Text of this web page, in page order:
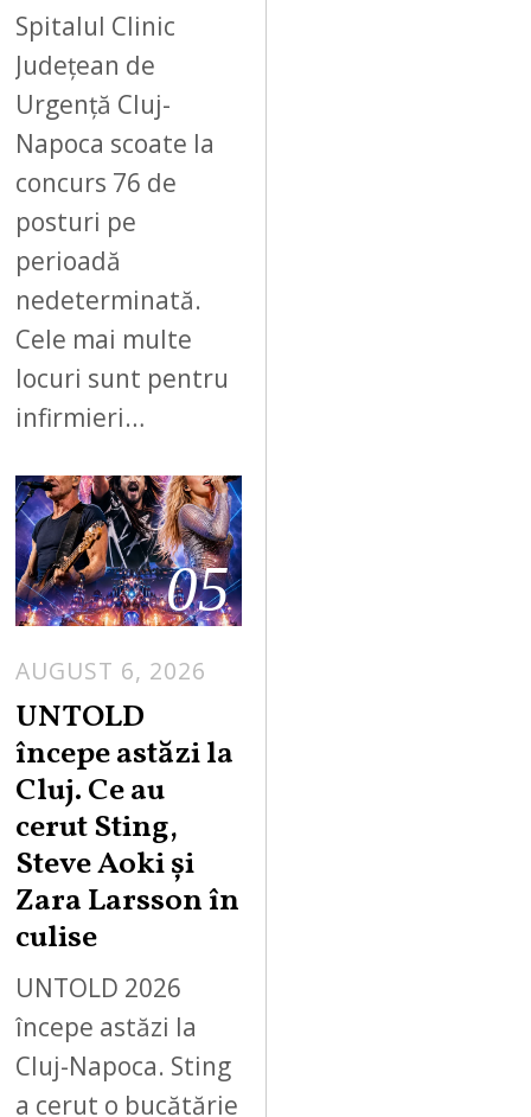
Spitalul Clinic
Județean de
Urgență Cluj-
Napoca scoate la
concurs 76 de
posturi pe
perioadă
nedeterminată.
Cele mai multe
locuri sunt pentru
infirmieri…
05
AUGUST 6, 2026
UNTOLD
începe astăzi la
Cluj. Ce au
cerut Sting,
Steve Aoki și
Zara Larsson în
culise
UNTOLD 2026
începe astăzi la
Cluj-Napoca. Sting
a cerut o bucătărie